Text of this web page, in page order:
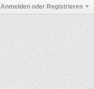
Anmelden oder Registrieren